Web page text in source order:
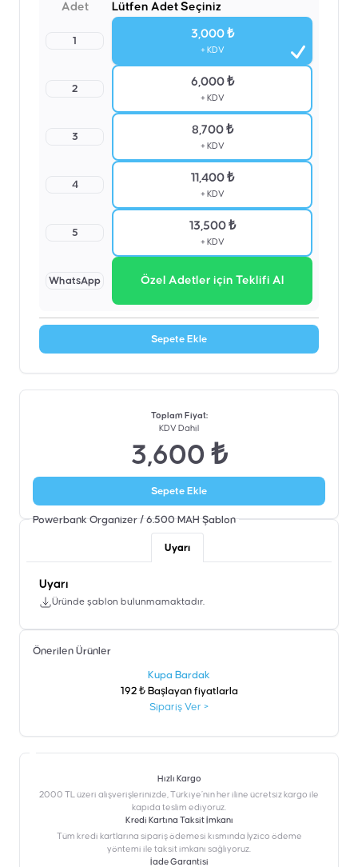
Adet Lütfen Adet Seçiniz
1
3,000 ₺
+ KDV
2
6,000 ₺
+ KDV
3
8,700 ₺
+ KDV
4
11,400 ₺
+ KDV
5
13,500 ₺
+ KDV
WhatsApp Özel Adetler için Teklifi Al
Sepete Ekle
Toplam Fiyat:
KDV Dahil
3,600 ₺
Sepete Ekle
Powerbank Organizer / 6.500 MAH Şablon
Uyarı
Uyarı
Üründe şablon bulunmamaktadır.
Önerilen Ürünler
Kupa Bardak
192 ₺ Başlayan fiyatlarla
Sipariş Ver >
Hızlı Kargo
2000 TL üzeri alışverişlerinizde, Türkiye’nin her iline ücretsiz kargo ile
kapıda teslim ediyoruz.
Kredi Kartına Taksit İmkanı
‎Tüm kredi kartlarına sipariş ödemesi kısmında İyzico ödeme
yöntemi ile taksit imkanı sağlıyoruz.
İade Garantisi